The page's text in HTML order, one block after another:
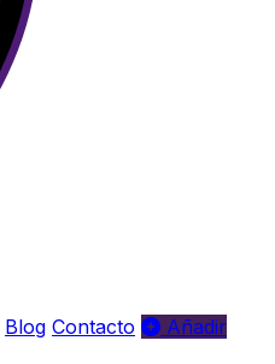
Blog Contacto
Añadir